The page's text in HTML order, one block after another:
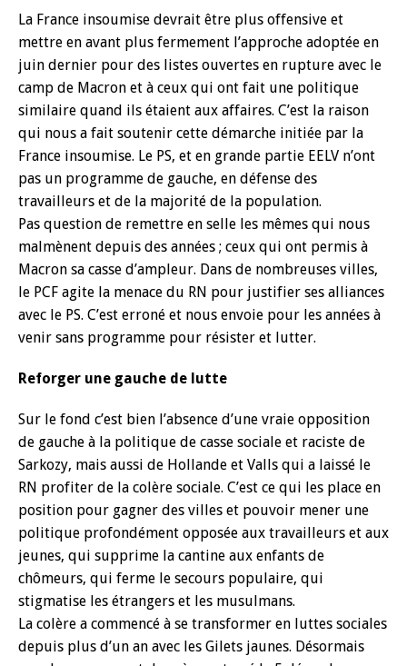
La France insoumise devrait être plus offensive et
mettre en avant plus fermement l’approche adoptée en
juin dernier pour des listes ouvertes en rupture avec le
camp de Macron et à ceux qui ont fait une politique
similaire quand ils étaient aux affaires. C’est la raison
qui nous a fait soutenir cette démarche initiée par la
France insoumise. Le PS, et en grande partie EELV n’ont
pas un programme de gauche, en défense des
travailleurs et de la majorité de la population.
Pas question de remettre en selle les mêmes qui nous
malmènent depuis des années ; ceux qui ont permis à
Macron sa casse d’ampleur. Dans de nombreuses villes,
le PCF agite la menace du RN pour justifier ses alliances
avec le PS. C’est erroné et nous envoie pour les années à
venir sans programme pour résister et lutter.
Reforger une gauche de lutte
Sur le fond c’est bien l’absence d’une vraie opposition
de gauche à la politique de casse sociale et raciste de
Sarkozy, mais aussi de Hollande et Valls qui a laissé le
RN profiter de la colère sociale. C’est ce qui les place en
position pour gagner des villes et pouvoir mener une
politique profondément opposée aux travailleurs et aux
jeunes, qui supprime la cantine aux enfants de
chômeurs, qui ferme le secours populaire, qui
stigmatise les étrangers et les musulmans.
La colère a commencé à se transformer en luttes sociales
depuis plus d’un an avec les Gilets jaunes. Désormais